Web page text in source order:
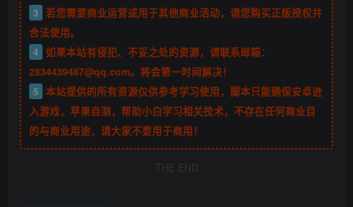
3 若您需要商业运营或用于其他商业活动，请您购买正版授权并
合法使用。
4 如果本站有侵犯、不妥之处的资源，请联系邮箱：
2834439487@qq.com。将会第一时间解决！
5 本站提供的所有资源仅供参考学习使用，脚本只能确保安卓进
入游戏，苹果自测，帮助小白学习相关技术，不存在任何商业目
的与商业用途，请大家不要用于商用！
THE END